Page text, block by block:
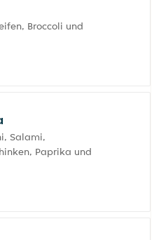
Broccoli und
Salami,
Paprika und